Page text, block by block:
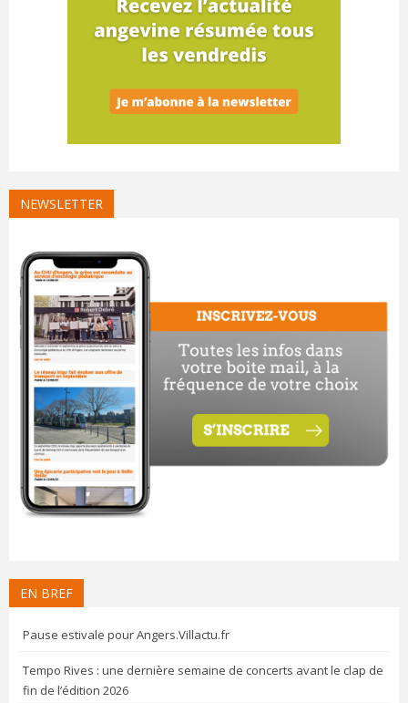
NEWSLETTER
EN BREF
Pause estivale pour Angers.Villactu.fr
Tempo Rives : une dernière semaine de concerts avant le clap de
fin de l’édition 2026